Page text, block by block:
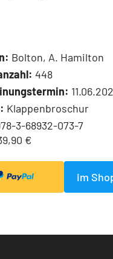
Bolton, A. Hamilton
448
Klappenbroschur
3-68932-073-7
€
Im